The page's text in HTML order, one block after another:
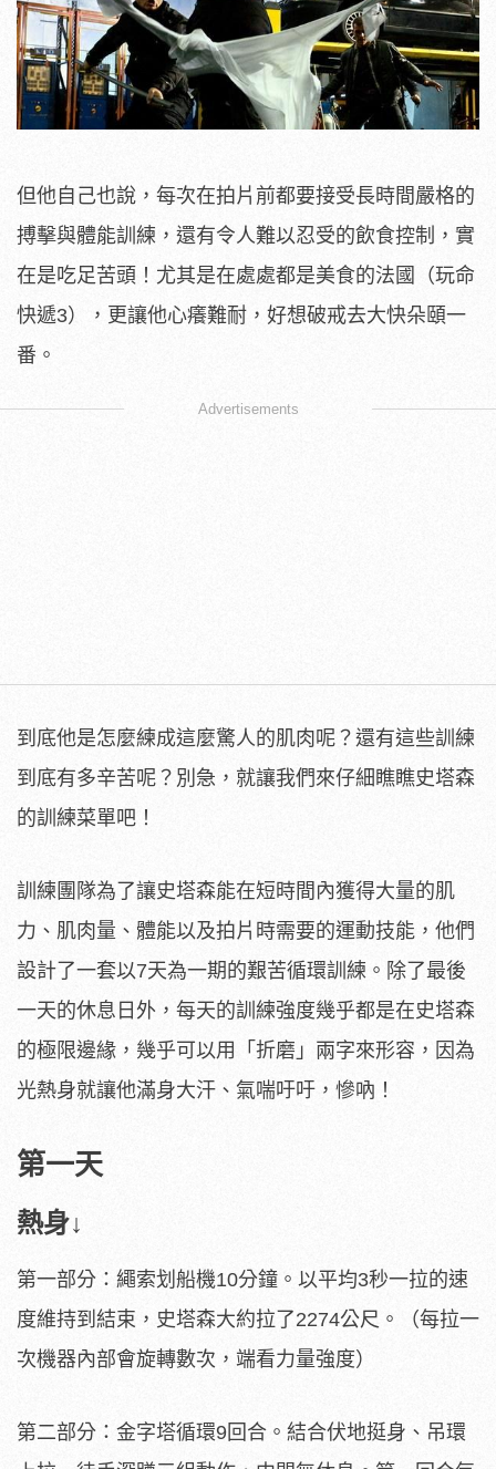
但他自己也說，每次在拍片前都要接受長時間嚴格的
搏擊與體能訓練，還有令人難以忍受的飲食控制，實
在是吃足苦頭！尤其是在處處都是美食的法國（玩命
快遞3），更讓他心癢難耐，好想破戒去大快朵頤一
番。
Advertisements
到底他是怎麼練成這麼驚人的肌肉呢？還有這些訓練
到底有多辛苦呢？別急，就讓我們來仔細瞧瞧史塔森
的訓練菜單吧！
訓練團隊為了讓史塔森能在短時間內獲得大量的肌
力、肌肉量、體能以及拍片時需要的運動技能，他們
設計了一套以7天為一期的艱苦循環訓練。除了最後
一天的休息日外，每天的訓練強度幾乎都是在史塔森
的極限邊緣，幾乎可以用「折磨」兩字來形容，因為
光熱身就讓他滿身大汗、氣喘吁吁，慘吶！
第一天
熱身↓
第一部分：繩索划船機10分鐘。以平均3秒一拉的速
度維持到結束，史塔森大約拉了2274公尺。（每拉一
次機器內部會旋轉數次，端看力量強度）
第二部分：金字塔循環9回合。結合伏地挺身、吊環